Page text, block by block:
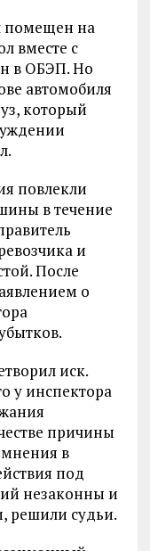
помещен на
вместе с
в ОБЭП. Но
автомобиля
который
повлекли
в течение
и
После
о
иск.
у инспектора
причины
в
под
незаконны и
решили судьи.